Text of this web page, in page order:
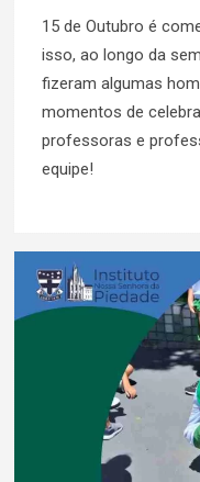
15 de Outubro é
isso, ao longo da
fizeram algumas
momentos de
professoras e
equipe!